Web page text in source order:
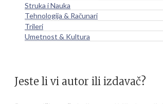
Struka i Nauka
Tehnologija & Računari
Trileri
Umetnost & Kultura
Jeste li vi autor ili izdavač?